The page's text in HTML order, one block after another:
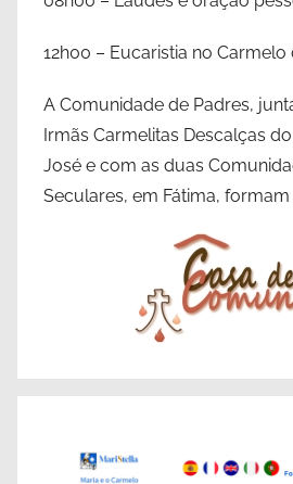
12h00 – Eucaristia no Carmelo
A Comunidade de Padres,
Irmãs Carmelitas Descalças
José e com as duas
Seculares, em Fátima, formam